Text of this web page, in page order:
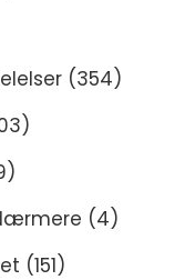
(354)
(4)
(151)